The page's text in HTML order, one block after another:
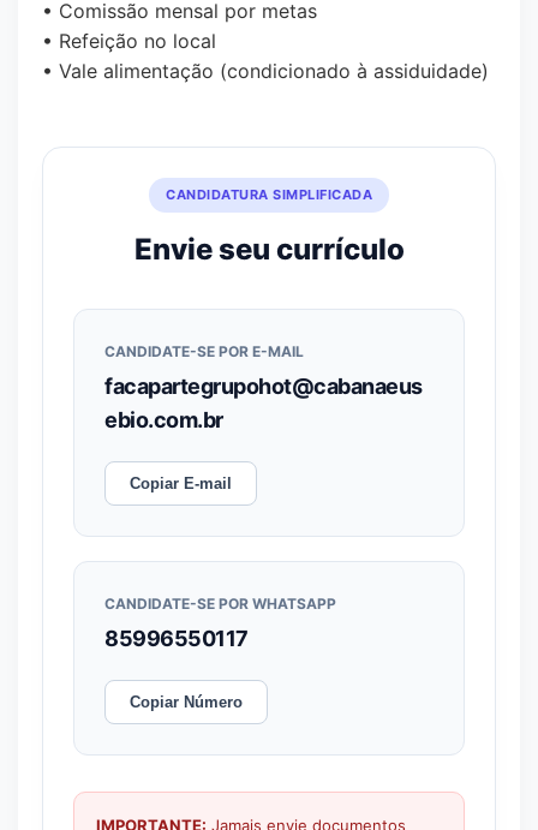
• Comissão mensal por metas
• Refeição no local
• Vale alimentação (condicionado à assiduidade)
CANDIDATURA SIMPLIFICADA
Envie seu currículo
CANDIDATE-SE POR E-MAIL
facapartegrupohot@cabanaeus
ebio.com.br
Copiar E-mail
CANDIDATE-SE POR WHATSAPP
85996550117
Copiar Número
IMPORTANTE: Jamais envie documentos